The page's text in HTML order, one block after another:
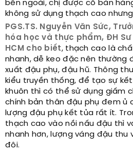
bên ngoài, chị được cô bán
không sử dụng thạch cao
PGS.TS. Nguyễn Văn Sức,
hóa học và thực phẩm, ĐH
HCM cho biết, thạch cao là
nhanh, dễ keo đặc nên thường
xuất đậu phụ, đậu hũ. Thông
kiểu truyền thống, để tạo sự
khuôn thì có thể sử dụng giấm
chính bản thân đậu phụ đem ủ
lượng đậu phụ kết tủa rất ít.
thạch cao vào nồi nấu đậu thì
nhanh hơn, lượng váng đậu
đôi.